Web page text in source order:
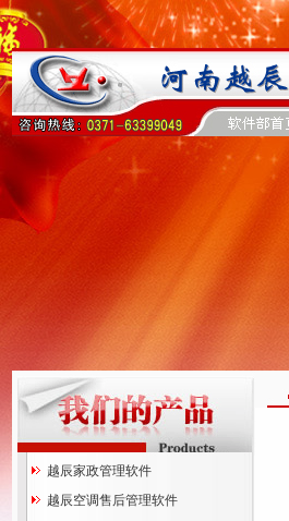
越辰家政管理软件
越辰空调售后管理软件